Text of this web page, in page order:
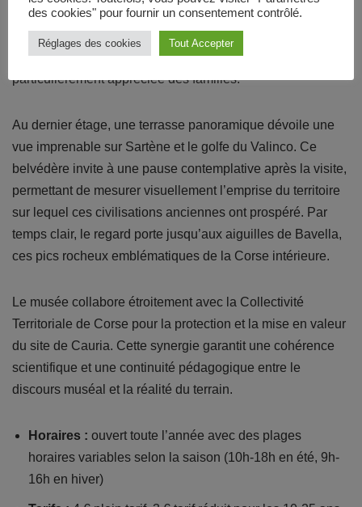
surcharger. Des dispositifs audiovisuels avec casques
individuels proposent des reconstitutions en 3D des sites
mégalithiques, offrant une immersion virtuelle
particulièrement appréciée des familles.
Au dernier étage, une terrasse panoramique dévoile une
vue imprenable sur Sartène et le golfe du Valinco. Ce
belvédère invite à une pause contemplative après la visite,
permettant de mesurer visuellement l’emprise du territoire
sur lequel ces civilisations anciennes ont prospéré. Par
temps clair, le regard porte jusqu’aux aiguilles de Bavella,
ces pics rocheux emblématiques de la Corse intérieure.
Le musée collabore étroitement avec la Collectivité
Territoriale de Corse pour la protection et la mise en valeur
du site de Cauria. Cette synergie garantit une cohérence
scientifique et une continuité pédagogique entre le
discours muséal et la réalité du terrain.
Horaires : ouvert toute l’année avec des plages
horaires variables selon la saison (10h-18h en été, 9h-
16h en hiver)
des cookies" pour fournir un consentement contrôlé.
Réglages des cookies Tout Accepter